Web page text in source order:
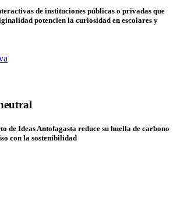
de instituciones públicas o privadas que
potencien la curiosidad en escolares y
de Ideas Antofagasta reduce su huella de carbono
con la sostenibilidad